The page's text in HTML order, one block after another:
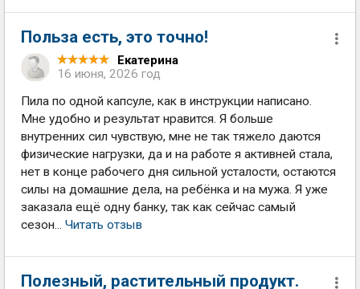
Польза есть, это точно!
Екатерина
16 июня, 2026 год
Пила по одной капсуле, как в инструкции написано.
Мне удобно и результат нравится. Я больше
внутренних сил чувствую, мне не так тяжело даются
физические нагрузки, да и на работе я активней стала,
нет в конце рабочего дня сильной усталости, остаются
силы на домашние дела, на ребёнка и на мужа. Я уже
заказала ещё одну банку, так как сейчас самый
сезон... Читать отзыв
Полезный, растительный продукт.